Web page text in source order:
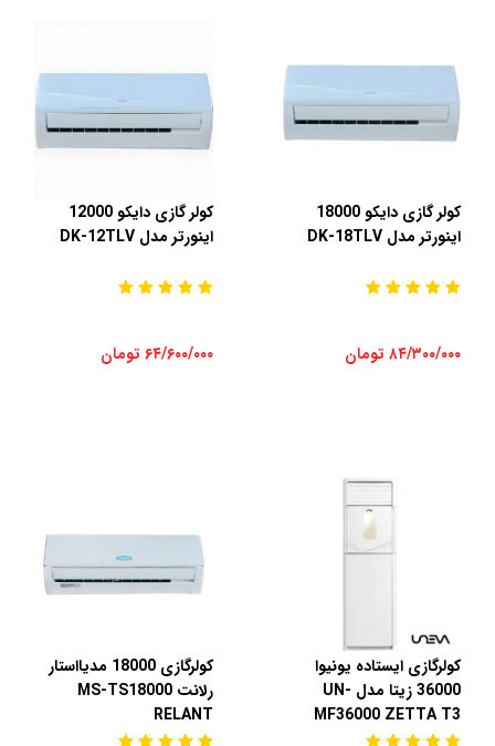
کولر گازی دایکو 18000
اینورتر مدل DK-18TLV
۸۴/۳۰۰/۰۰۰ تومان
کولر گازی دایکو 12000
اینورتر مدل DK-12TLV
۶۴/۶۰۰/۰۰۰ تومان
کولرگازی ایستاده یونیوا
36000 زیتا مدل UN-
MF36000 ZETTA T3
کولرگازی 18000 مدیااستار
رلانت MS-TS18000
RELANT